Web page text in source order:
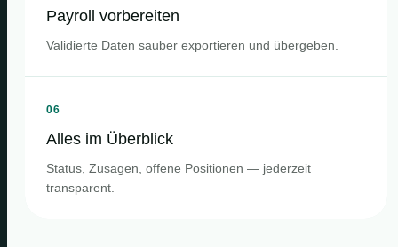
Payroll vorbereiten
Validierte Daten sauber exportieren und übergeben.
06
Alles im Überblick
Status, Zusagen, offene Positionen — jederzeit
transparent.